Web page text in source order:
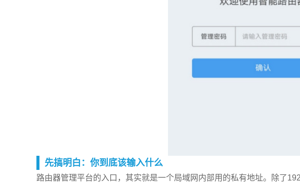
先搞明白：你到底该输入什么
路由器管理平台的入口，其实就是一个局域网内部用的私有地址。除了